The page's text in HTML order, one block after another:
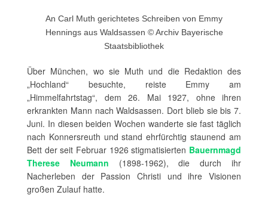
An Carl Muth gerichtetes Schreiben von Emmy
Hennings aus Waldsassen © Archiv Bayerische
Staatsbibliothek
Über München, wo sie Muth und die Redaktion des
„Hochland“ besuchte, reiste Emmy am
„Himmelfahrtstag“, dem 26. Mai 1927, ohne ihren
erkrankten Mann nach Waldsassen. Dort blieb sie bis 7.
Juni. In diesen beiden Wochen wanderte sie fast täglich
nach Konnersreuth und stand ehrfürchtig staunend am
Bett der seit Februar 1926 stigmatisierten Bauernmagd
Therese Neumann (1898-1962), die durch ihr
Nacherleben der Passion Christi und ihre Visionen
großen Zulauf hatte.